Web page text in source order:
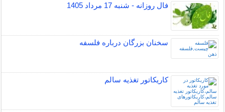
فال روزانه - شنبه 17 مرداد 1405
سخنان بزرگان درباره فلسفه
کاریکاتور تغذیه سالم